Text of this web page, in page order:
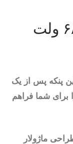
پنکه شارژی دو باطری ۶۸ ولت
پنکه پس از یک
را برای شما فراهم
ماژولار